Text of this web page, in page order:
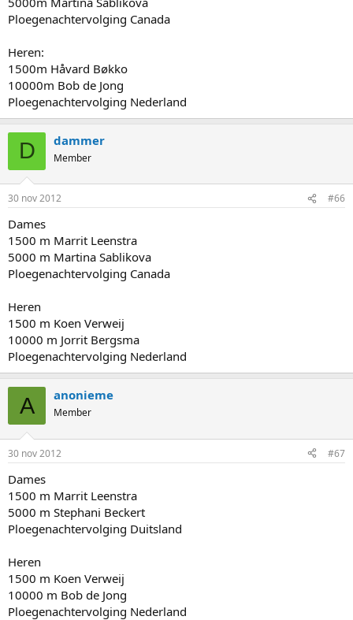
Ploegenachtervolging Canada
Heren:
1500m Håvard Bøkko
10000m Bob de Jong
Ploegenachtervolging Nederland
D dammer
Member
30 nov 2012 #66
Dames
1500 m Marrit Leenstra
5000 m Martina Sablikova
Ploegenachtervolging Canada
Heren
1500 m Koen Verweij
10000 m Jorrit Bergsma
Ploegenachtervolging Nederland
A anonieme
Member
30 nov 2012 #67
Dames
1500 m Marrit Leenstra
5000 m Stephani Beckert
Ploegenachtervolging Duitsland
Heren
1500 m Koen Verweij
10000 m Bob de Jong
Ploegenachtervolging Nederland